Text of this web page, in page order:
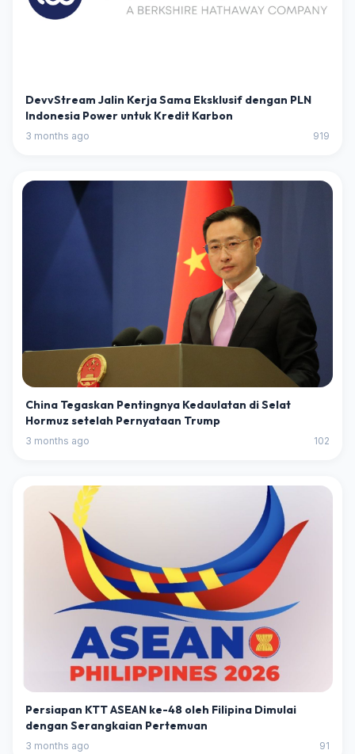
DevvStream Jalin Kerja Sama Eksklusif dengan PLN
Indonesia Power untuk Kredit Karbon
3 months ago 919
China Tegaskan Pentingnya Kedaulatan di Selat
Hormuz setelah Pernyataan Trump
3 months ago 102
Persiapan KTT ASEAN ke-48 oleh Filipina Dimulai
dengan Serangkaian Pertemuan
3 months ago 91